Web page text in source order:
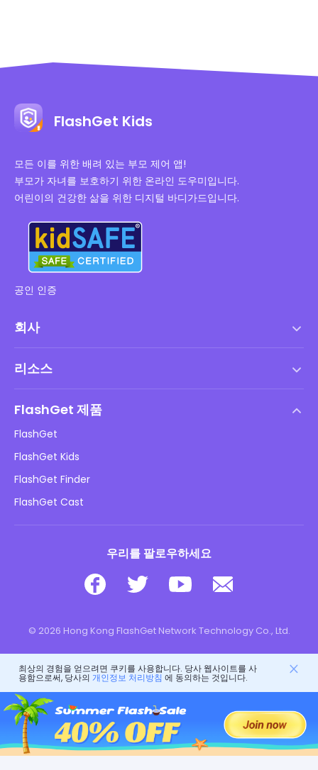
FlashGet Kids
모든 이를 위한 배려 있는 부모 제어 앱!
부모가 자녀를 보호하기 위한 온라인 도우미입니다.
어린이의 건강한 삶을 위한 디지털 바디가드입니다.
공인 인증
회사
DMCA 정책
개인정보 처리방침
광고 정책
내 정보를 판매하지 마십시오
리소스
블로그
아동 온라인 안전
다운로드
FlashGet 제품
FlashGet
FlashGet Kids
FlashGet Finder
FlashGet Cast
우리를 팔로우하세요
© 2026 Hong Kong FlashGet Network Technology Co., Ltd.
최상의 경험을 얻으려면 쿠키를 사용합니다. 당사 웹사이트를 사
용함으로써, 당사의 개인정보 처리방침 에 동의하는 것입니다.